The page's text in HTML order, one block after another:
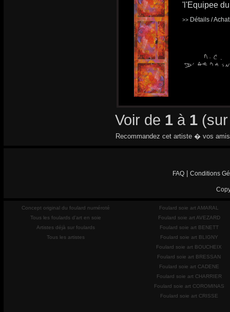
'l'Equipee
>> Détails /
Voir de 1 à 1
Recommandez cet artiste � vos
FAQ Conditions
Concept original du foulard numéroté
Tous les foulards d'art en soie
Artistes déjà sur foulards
Tous les artistes
Foulard soie art AMARAL
Foulard soie art AVEZARD
Foulard soie art BENETT
Foulard soie art BLIGNY
Foulard soie art BOUCHEIX
Foulard soie art BRESSAN
Foulard soie art CADENE
Foulard soie art CHARRIER
Foulard soie art COROMINAS
Foulard soie art CRISSE